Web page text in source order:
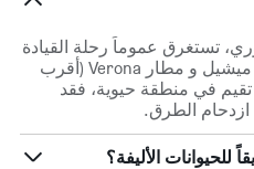
تستغرق عموماً رحلة القيادة
لمسافة 28.1 كم بين ريليه سان ميشيل و مطار Verona (أقرب
إذا كنت تقيم في منطقة حيوية، فقد
ازدحام الطرق.
الأليفة؟